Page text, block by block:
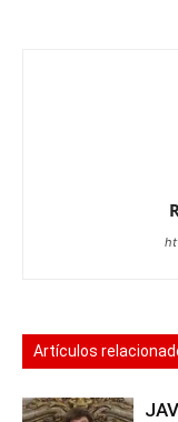
Artículos